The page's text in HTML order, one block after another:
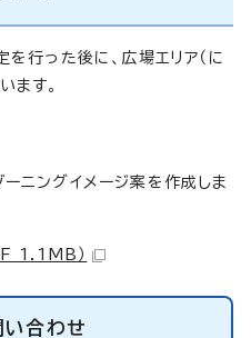
行った後に、広場エリア（に
ます。
ニングイメージ案を作成しま
1.1MB）
い合わせ